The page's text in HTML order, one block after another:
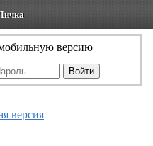
версию
версия